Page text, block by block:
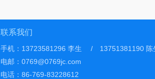
联系我们
手机：13723581296 李生 / 13751381190 陈
电邮：0769@0769jc.com
电话：86-769-83228612